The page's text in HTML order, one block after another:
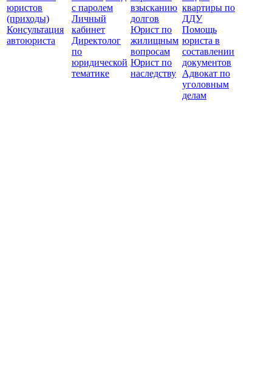
юристов
(приходы)
Консультация
автоюриста
с паролем
Личный
кабинет
Директолог
по
юридической
тематике
взысканию
долгов
Юрист по
жилищным
вопросам
Юрист по
наследству
квартиры по
ДДУ
Помощь
юриста в
составлении
документов
Адвокат по
уголовным
делам